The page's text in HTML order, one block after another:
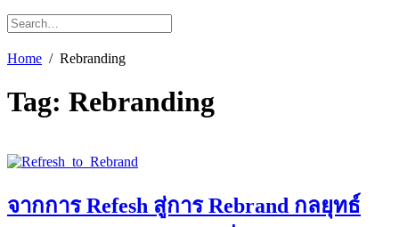
Home Rebranding
Tag: Rebranding
จากการ Refesh สู่การ Rebrand กลยุทธ์